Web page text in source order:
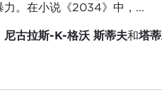
力。在小说《2034》中，...
尼古拉斯-K-格沃 斯蒂夫和塔